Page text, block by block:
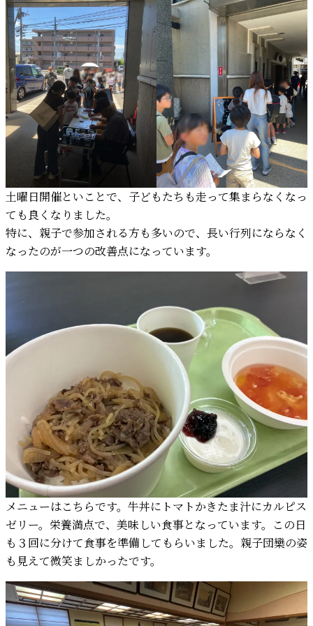
土曜日開催といことで、子どもたちも走って集まらなくなっ
ても良くなりました。
特に、親子で参加される方も多いので、長い行列にならなく
なったのが一つの改善点になっています。
メニューはこちらです。牛丼にトマトかきたま汁にカルピス
ゼリー。栄養満点で、美味しい食事となっています。この日
も３回に分けて食事を準備してもらいました。親子団欒の姿
も見えて微笑ましかったです。